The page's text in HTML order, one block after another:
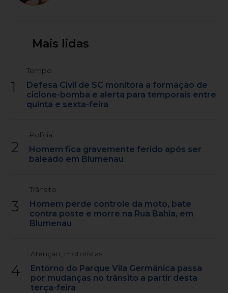
Mais lidas
1
Tempo
Defesa Civil de SC monitora a formação de
ciclone-bomba e alerta para temporais entre
quinta e sexta-feira
2
Polícia
Homem fica gravemente ferido após ser
baleado em Blumenau
3
Trânsito
Homem perde controle da moto, bate
contra poste e morre na Rua Bahia, em
Blumenau
4
Atenção, motoristas
Entorno do Parque Vila Germânica passa
por mudanças no trânsito a partir desta
terça-feira